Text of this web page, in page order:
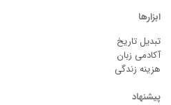
ابزارها
تبدیل تاریخ
آکادمی زبان
هزینه زندگی
پیشنهاد